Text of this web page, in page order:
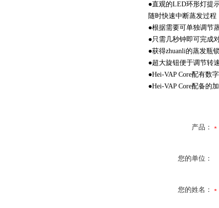
●直观的LED环形灯提
随时快速中断蒸发过程
●根据需要可单独调节
●只需几秒钟即可完成
●获得zhuanli的蒸发瓶
●超大旋钮便于调节转
●Hei-VAP Core配有数
●Hei-VAP Core配备的
产品：
您的单位：
您的姓名：